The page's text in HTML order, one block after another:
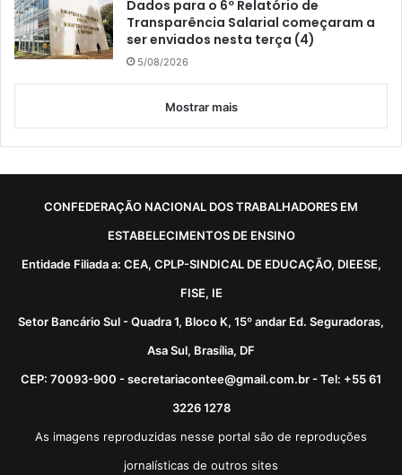
Dados para o 6º Relatório de
Transparência Salarial começaram a
ser enviados nesta terça (4)
5/08/2026
Mostrar mais
CONFEDERAÇÃO NACIONAL DOS TRABALHADORES EM
ESTABELECIMENTOS DE ENSINO
Entidade Filiada a: CEA, CPLP-SINDICAL DE EDUCAÇÃO, DIEESE,
FISE, IE
Setor Bancário Sul - Quadra 1, Bloco K, 15º andar Ed. Seguradoras,
Asa Sul, Brasília, DF
CEP: 70093-900 - secretariacontee@gmail.com.br - Tel: +55 61
3226 1278
As imagens reproduzidas nesse portal são de reproduções
jornalísticas de outros sites